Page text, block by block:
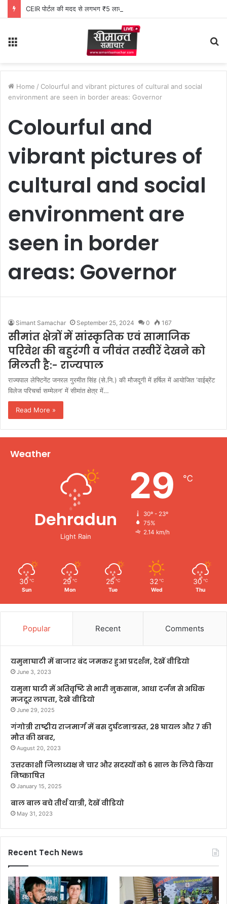
CEIR पोर्टल की मदद से लगभग ₹5 लाख मूल्य के 20 मोबाइल फोन बरामद
Home / Colourful and vibrant pictures of cultural and social
environment are seen in border areas: Governor
Colourful and
vibrant pictures of
cultural and social
environment are
seen in border
areas: Governor
Simant Samachar September 25, 2024 0 167
सीमांत क्षेत्रों में सांस्कृतिक एवं सामाजिक
परिवेश की बहुरंगी व जीवंत तस्वीरें देखने को
मिलती है:- राज्यपाल
राज्यपाल लेफ्टिनेंट जनरल गुरमीत सिंह (से.नि.) की मौजदूगी में हर्षिल में आयोजित ‘वाईब्रेंट
विलेज परिचर्चा सम्मेलन‘ में सीमांत क्षेत्र में…
Read More »
Weather
Dehradun
Light Rain
29 ℃
30º - 23º
75%
2.14 km/h
30 ℃
Sun
29 ℃
Mon
25 ℃
Tue
32 ℃
Wed
30 ℃
Thu
Popular Recent Comments
यमुनाघाटी में बाजार बंद जमकर हुआ प्रदर्शन, देखें वीडियो
June 3, 2023
यमुना घाटी में अतिवृष्टि से भारी नुकसान, आधा दर्जन से अधिक
मजदूर लापता, देखे वीडियो
June 29, 2025
गंगोत्री राष्ट्रीय राजमार्ग में बस दुर्घटनाग्रस्त, 28 घायल और 7 की
मौत की खबर,
August 20, 2023
उत्तरकाशी जिलाध्यक्ष ने चार और सदस्यों को 6 साल के लिये किया
निष्काषित
January 15, 2025
बाल बाल बचे तीर्थ यात्री, देखें वीडियो
May 31, 2023
Recent Tech News